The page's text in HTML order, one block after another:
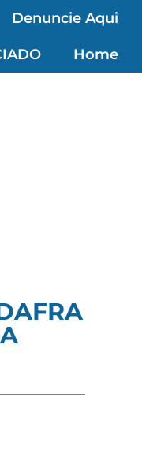
Denuncie Aqui
Home